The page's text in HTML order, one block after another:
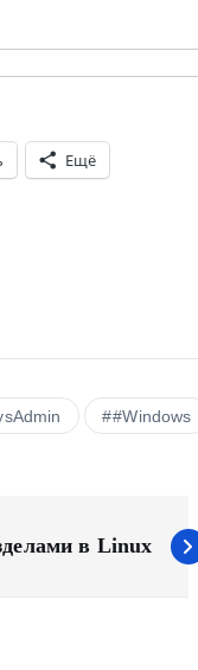
Ещё
#Windows
в Linux